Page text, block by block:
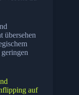
übersehen
auf